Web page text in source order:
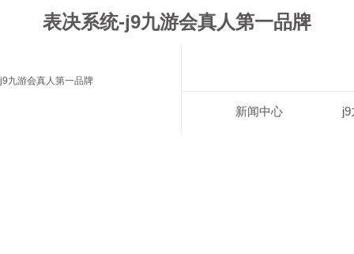
表决系统-j9九游会真人第一品牌
j9九游会真人第一品牌
新闻中心